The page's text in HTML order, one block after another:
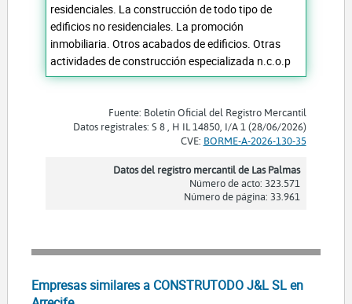
residenciales. La construcción de todo tipo de
edificios no residenciales. La promoción
inmobiliaria. Otros acabados de edificios. Otras
actividades de construcción especializada n.c.o.p
Fuente: Boletín Oficial del Registro Mercantil
Datos registrales: S 8 , H IL 14850, I/A 1 (28/06/2026)
CVE: BORME-A-2026-130-35
Datos del registro mercantil de Las Palmas
Número de acto: 323.571
Número de página: 33.961
Empresas similares a CONSTRUTODO J&L SL en